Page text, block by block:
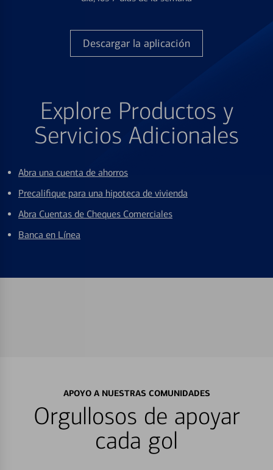
Descargar la aplicación
Explore Productos y
Servicios Adicionales
Abra una cuenta de ahorros
Precalifique para una hipoteca de vivienda
Abra Cuentas de Cheques Comerciales
Banca en Línea
APOYO A NUESTRAS COMUNIDADES
Orgullosos de apoyar
cada gol